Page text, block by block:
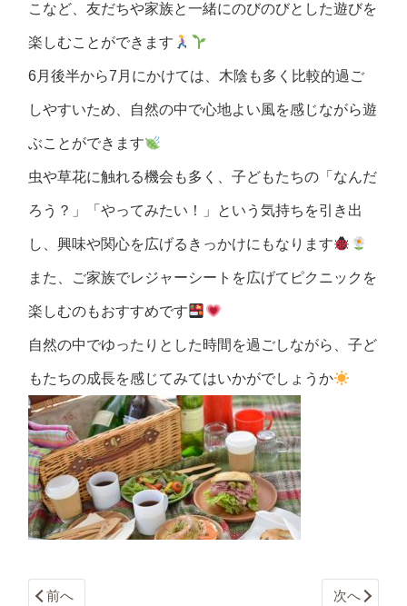
こなど、友だちや家族と一緒にのびのびとした遊びを
楽しむことができます
6月後半から7月にかけては、木陰も多く比較的過ご
しやすいため、自然の中で心地よい風を感じながら遊
ぶことができます
虫や草花に触れる機会も多く、子どもたちの「なんだ
ろう？」「やってみたい！」という気持ちを引き出
し、興味や関心を広げるきっかけにもなります
また、ご家族でレジャーシートを広げてピクニックを
楽しむのもおすすめです
自然の中でゆったりとした時間を過ごしながら、子ど
もたちの成長を感じてみてはいかがでしょうか
前へ 次へ